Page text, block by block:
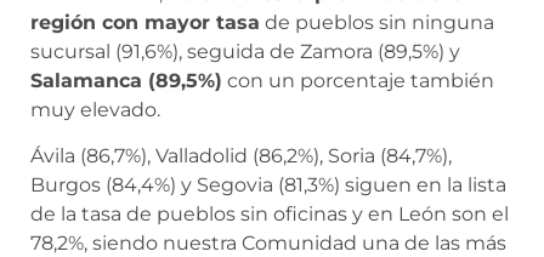
región con mayor tasa de pueblos sin ninguna
sucursal (91,6%), seguida de Zamora (89,5%) y
Salamanca (89,5%) con un porcentaje también
muy elevado.
Ávila (86,7%), Valladolid (86,2%), Soria (84,7%),
Burgos (84,4%) y Segovia (81,3%) siguen en la lista
de la tasa de pueblos sin oficinas y en León son el
78,2%, siendo nuestra Comunidad una de las más